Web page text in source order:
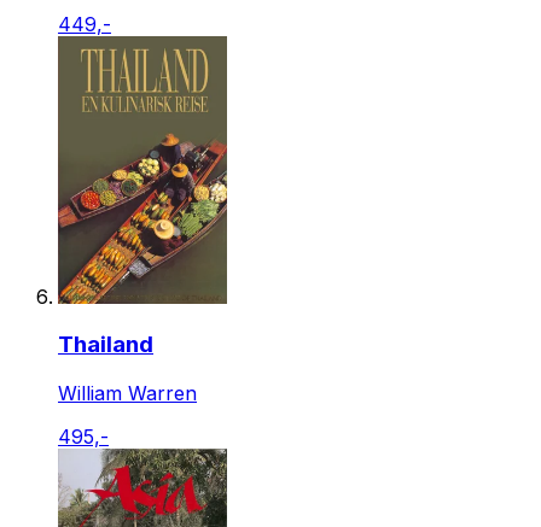
449,-
Thailand
William Warren
495,-